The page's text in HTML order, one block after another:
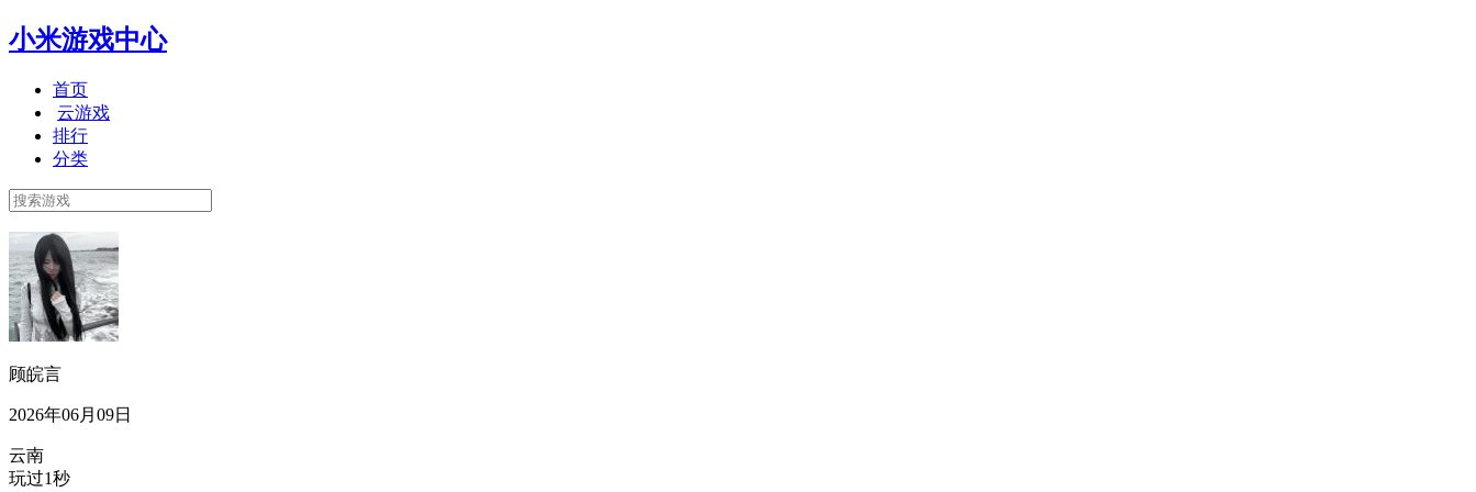
小米游戏中心
首页
云游戏
排行
分类
顾皖言
2026年06月09日
云南
玩过1秒